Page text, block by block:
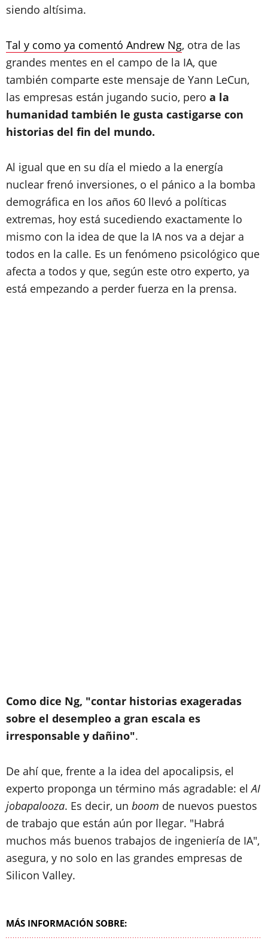
siendo altísima.
Tal y como ya comentó Andrew Ng, otra de las
grandes mentes en el campo de la IA, que
también comparte este mensaje de Yann LeCun,
las empresas están jugando sucio, pero a la
humanidad también le gusta castigarse con
historias del fin del mundo.
Al igual que en su día el miedo a la energía
nuclear frenó inversiones, o el pánico a la bomba
demográfica en los años 60 llevó a políticas
extremas, hoy está sucediendo exactamente lo
mismo con la idea de que la IA nos va a dejar a
todos en la calle. Es un fenómeno psicológico que
afecta a todos y que, según este otro experto, ya
está empezando a perder fuerza en la prensa.
Como dice Ng, "contar historias exageradas
sobre el desempleo a gran escala es
irresponsable y dañino".
De ahí que, frente a la idea del apocalipsis, el
experto proponga un término más agradable: elAI
jobapalooza. Es decir, un boom de nuevos puestos
de trabajo que están aún por llegar. "Habrá
muchos más buenos trabajos de ingeniería de IA",
asegura, y no solo en las grandes empresas de
Silicon Valley.
MÁS INFORMACIÓN SOBRE: